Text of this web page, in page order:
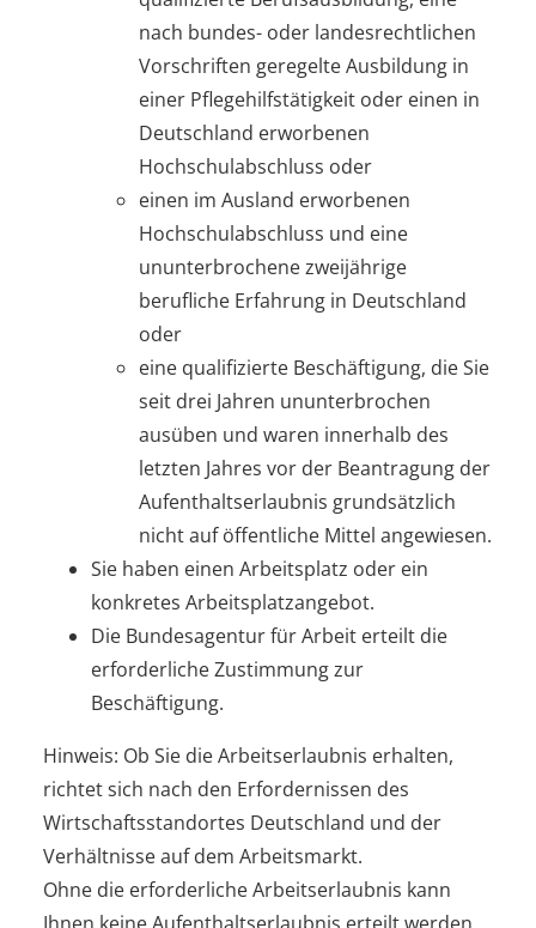
nach bundes- oder landesrechtlichen
Vorschriften geregelte Ausbildung in
einer Pflegehilfstätigkeit oder einen in
Deutschland erworbenen
Hochschulabschluss oder
einen im Ausland erworbenen
Hochschulabschluss und eine
ununterbrochene zweijährige
berufliche Erfahrung in Deutschland
oder
eine qualifizierte Beschäftigung, die Sie
seit drei Jahren ununterbrochen
ausüben und waren innerhalb des
letzten Jahres vor der Beantragung der
Aufenthaltserlaubnis grundsätzlich
nicht auf öffentliche Mittel angewiesen.
Sie haben einen Arbeitsplatz oder ein
konkretes Arbeitsplatzangebot.
Die Bundesagentur für Arbeit erteilt die
erforderliche Zustimmung zur
Beschäftigung.
Hinweis: Ob Sie die Arbeitserlaubnis erhalten,
richtet sich nach den Erfordernissen des
Wirtschaftsstandortes Deutschland und der
Verhältnisse auf dem Arbeitsmarkt.
Ohne die erforderliche Arbeitserlaubnis kann